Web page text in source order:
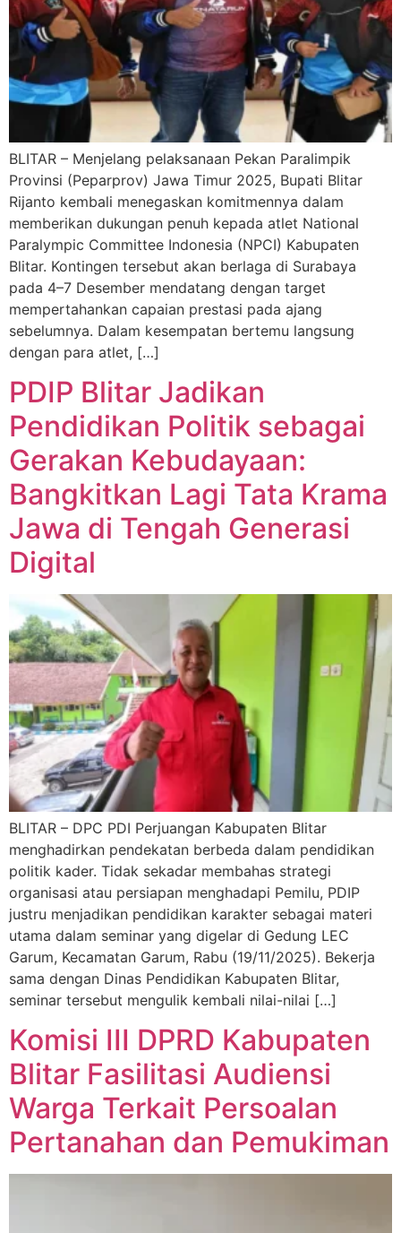
BLITAR – Menjelang pelaksanaan Pekan Paralimpik
Provinsi (Peparprov) Jawa Timur 2025, Bupati Blitar
Rijanto kembali menegaskan komitmennya dalam
memberikan dukungan penuh kepada atlet National
Paralympic Committee Indonesia (NPCI) Kabupaten
Blitar. Kontingen tersebut akan berlaga di Surabaya
pada 4–7 Desember mendatang dengan target
mempertahankan capaian prestasi pada ajang
sebelumnya. Dalam kesempatan bertemu langsung
dengan para atlet, […]
PDIP Blitar Jadikan
Pendidikan Politik sebagai
Gerakan Kebudayaan:
Bangkitkan Lagi Tata Krama
Jawa di Tengah Generasi
Digital
BLITAR – DPC PDI Perjuangan Kabupaten Blitar
menghadirkan pendekatan berbeda dalam pendidikan
politik kader. Tidak sekadar membahas strategi
organisasi atau persiapan menghadapi Pemilu, PDIP
justru menjadikan pendidikan karakter sebagai materi
utama dalam seminar yang digelar di Gedung LEC
Garum, Kecamatan Garum, Rabu (19/11/2025). Bekerja
sama dengan Dinas Pendidikan Kabupaten Blitar,
seminar tersebut mengulik kembali nilai-nilai […]
Komisi III DPRD Kabupaten
Blitar Fasilitasi Audiensi
Warga Terkait Persoalan
Pertanahan dan Pemukiman